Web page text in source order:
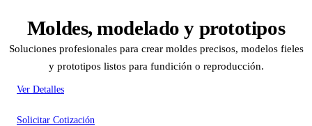
Moldes, modelado y prototipos
Soluciones profesionales para crear moldes precisos, modelos fieles
y prototipos listos para fundición o reproducción.
Ver Detalles
Solicitar Cotización